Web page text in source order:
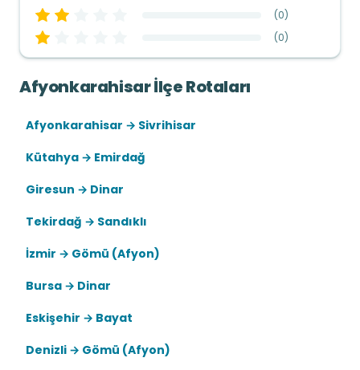
(0)
(0)
Afyonkarahisar İlçe Rotaları
Afyonkarahisar → Sivrihisar
Kütahya → Emirdağ
Giresun → Dinar
Tekirdağ → Sandıklı
İzmir → Gömü (Afyon)
Bursa → Dinar
Eskişehir → Bayat
Denizli → Gömü (Afyon)